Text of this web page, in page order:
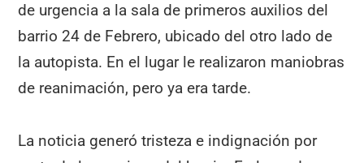
de urgencia a la sala de primeros auxilios del
barrio 24 de Febrero, ubicado del otro lado de
la autopista. En el lugar le realizaron maniobras
de reanimación, pero ya era tarde.
La noticia generó tristeza e indignación por